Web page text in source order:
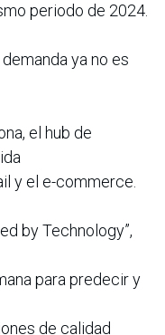
periodo de 2024.
ya no es
el hub de
y el e-commerce.
by Technology”,
para predecir y
de calidad